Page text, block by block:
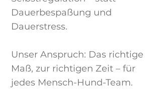
Dauerbespaßung und
Dauerstress.
Unser Anspruch: Das richtige
Maß, zur richtigen Zeit – für
jedes Mensch-Hund-Team.